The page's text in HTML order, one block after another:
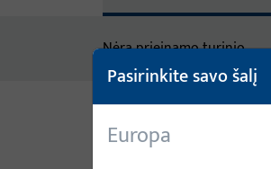
Nėra prieinamo turinio
Variantai
Pasirinkite savo šalį
Europa